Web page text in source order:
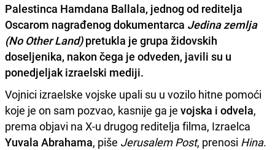
Palestinca Hamdana Ballala, jednog od reditelja
Oscarom nagrađenog dokumentarca Jedina zemlja
(No Other Land)pretukla je grupa židovskih
doseljenika, nakon čega je odveden, javili su u
ponedjeljak izraelski mediji.
Vojnici izraelske vojske upali su u vozilo hitne pomoći
koje je on sam pozvao, kasnije ga je vojska i odvela,
prema objavi na X-u drugog reditelja filma, Izraelca
Yuvala Abrahama, piše Jerusalem Post, prenosi Hina.